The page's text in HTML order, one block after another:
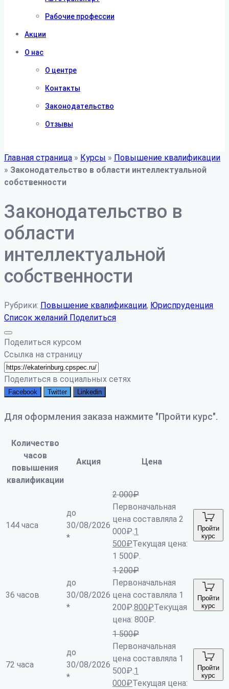
Рабочие профессии
Акции
О нас
О центре
Контакты
Законодательство
Отзывы
Главная страница » Курсы » Повышение квалификации
» Законодательство в области интеллектуальной
собственности
Законодательство в
области
интеллектуальной
собственности
Рубрики: Повышение квалификации, Юриспруденция
Список желаний Поделиться
Поделиться курсом
Ссылка на страницу
Поделиться в социальных сетях
Facebook Twitter Linkedin
Для оформления заказа нажмите "Пройти курс".
Количество
часов
повышения
квалификации
Акция Цена
144 часа
до
30/08/2026
*
2 000₽
Первоначальная
цена составляла 2
000₽.1
500₽Текущая цена:
1 500₽.
Пройти
курс
36 часов
до
30/08/2026
*
1 200₽
Первоначальная
цена составляла 1
200₽.800₽Текущая
цена: 800₽.
Пройти
курс
72 часа
до
30/08/2026
*
1 500₽
Первоначальная
цена составляла 1
500₽.1
000₽Текущая цена:
Пройти
курс